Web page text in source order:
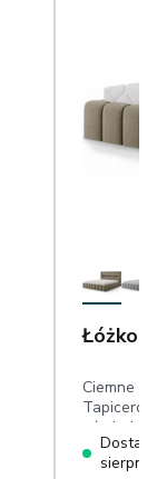
Łóżko
Ciemne
sierpnia